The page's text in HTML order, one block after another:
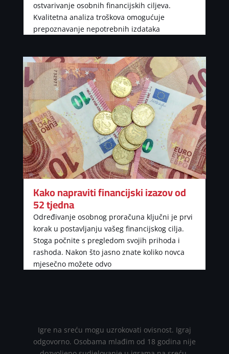
ostvarivanje osobnih financijskih ciljeva.
Kvalitetna analiza troškova omogućuje
prepoznavanje nepotrebnih izdataka
Kako napraviti financijski izazov od
52 tjedna
Određivanje osobnog proračuna ključni je prvi
korak u postavljanju vašeg financijskog cilja.
Stoga počnite s pregledom svojih prihoda i
rashoda. Nakon što jasno znate koliko novca
mjesečno možete odvo
Igre na sreću mogu uzrokovati ovisnost. Igraj
odgovorno. Osobama mlađim od 18 godina nije